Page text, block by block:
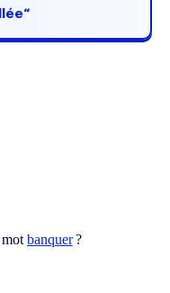
motbanquer?